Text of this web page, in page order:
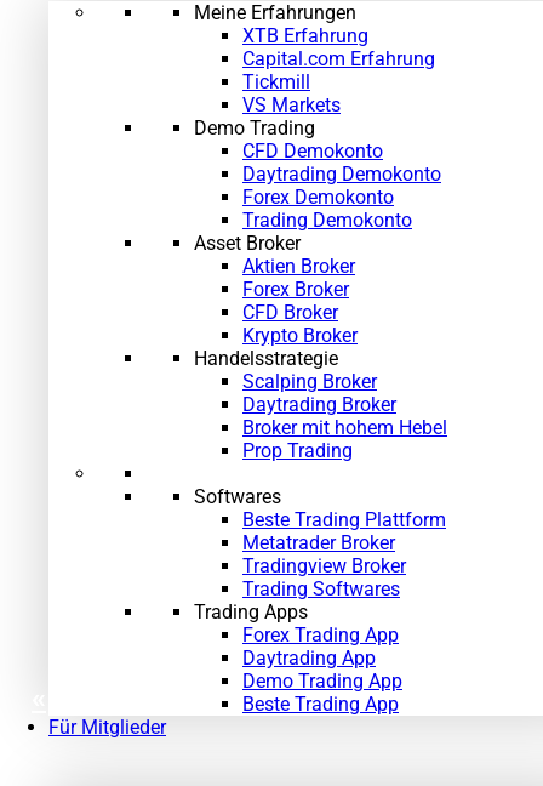
Meine Erfahrungen
XTB Erfahrung
Capital.com Erfahrung
Tickmill
VS Markets
Demo Trading
CFD Demokonto
Daytrading Demokonto
Forex Demokonto
Trading Demokonto
Asset Broker
Aktien Broker
Forex Broker
CFD Broker
Krypto Broker
Handelsstrategie
Scalping Broker
Daytrading Broker
Broker mit hohem Hebel
Prop Trading
Softwares
Beste Trading Plattform
Metatrader Broker
Tradingview Broker
Trading Softwares
Trading Apps
Forex Trading App
Daytrading App
Demo Trading App
Beste Trading App
Für Mitglieder